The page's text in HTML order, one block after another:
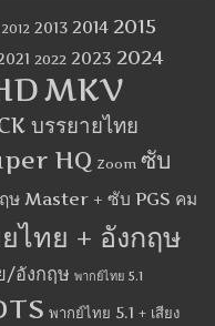
2012 2013 2014 2015
2022 2023 2024
MKV
บรรยายไทย
HQ Zoom ซับ
ษ Master + ซับ PGS คม
ไทย + อังกฤษ
/อังกฤษ พากย์ไทย 5.1
พากย์ไทย 5.1 + เสียง